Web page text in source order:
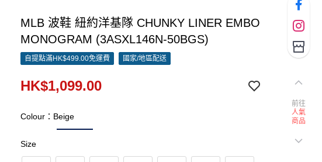
MLB 波鞋 紐約洋基隊 CHUNKY LINER EMBO
MONOGRAM (3ASXL146N-50BGS)
自提點滿HK$499.00免運費 國家/地區配送
HK$1,099.00
Colour：Beige
Size
前往
人氣
商品